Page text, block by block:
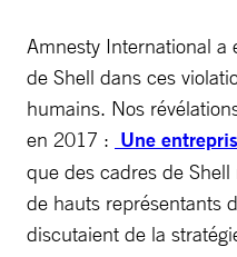
Amnesty International
de Shell dans ces
humains. Nos
en 2017 : Une
que des cadres de
de hauts représentants
discutaient de la